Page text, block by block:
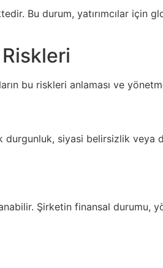
Bu durum, yatırımcılar için
Riskleri
bu riskleri anlaması ve
durgunluk, siyasi belirsizlik
Şirketin finansal durumu,